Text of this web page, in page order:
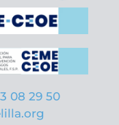
08 29 50